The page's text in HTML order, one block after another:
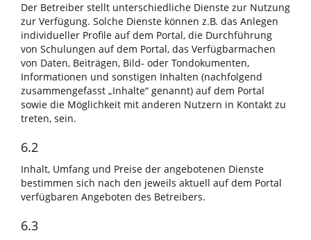
Der Betreiber stellt unterschiedliche Dienste zur Nutzung
zur Verfügung. Solche Dienste können z.B. das Anlegen
individueller Profile auf dem Portal, die Durchführung
von Schulungen auf dem Portal, das Verfügbarmachen
von Daten, Beiträgen, Bild- oder Tondokumenten,
Informationen und sonstigen Inhalten (nachfolgend
zusammengefasst „Inhalte“ genannt) auf dem Portal
sowie die Möglichkeit mit anderen Nutzern in Kontakt zu
treten, sein.
6.2
Inhalt, Umfang und Preise der angebotenen Dienste
bestimmen sich nach den jeweils aktuell auf dem Portal
verfügbaren Angeboten des Betreibers.
6.3